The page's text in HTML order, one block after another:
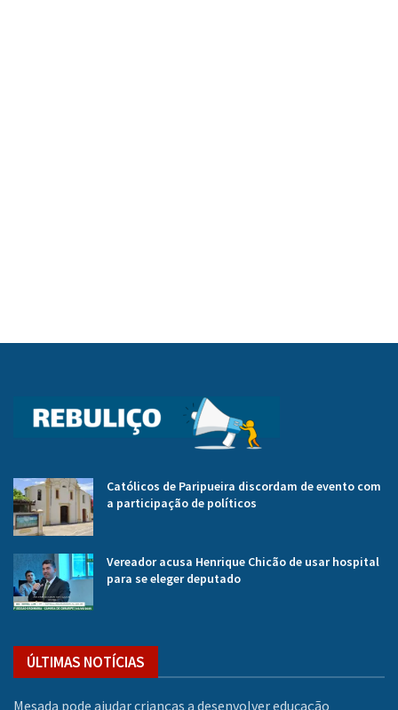
Católicos de Paripueira discordam de evento com
a participação de políticos
Vereador acusa Henrique Chicão de usar hospital
para se eleger deputado
ÚLTIMAS NOTÍCIAS
Mesada pode ajudar crianças a desenvolver educação